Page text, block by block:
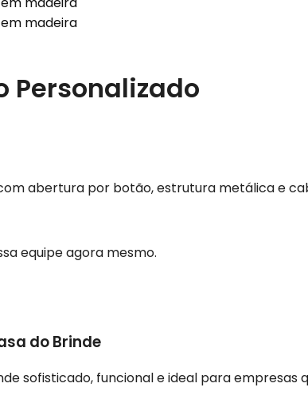
abertura por botão, estrutura metálica e
equipe agora mesmo.
do Brinde
sofisticado, funcional e ideal para